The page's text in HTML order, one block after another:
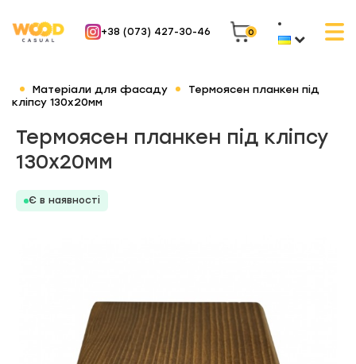
+38 (073) 427-30-46 0
Матеріали для фасаду
Термоясен планкен під
кліпсу 130х20мм
Термоясен планкен під кліпсу
130х20мм
Є в наявності